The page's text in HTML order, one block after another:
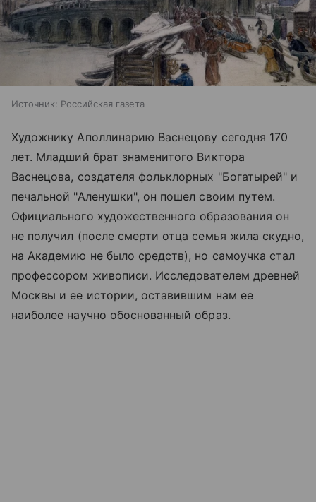
Источник: Российская газета
Художнику Аполлинарию Васнецову сегодня 170
лет. Младший брат знаменитого Виктора
Васнецова, создателя фольклорных "Богатырей" и
печальной "Аленушки", он пошел своим путем.
Официального художественного образования он
не получил (после смерти отца семья жила скудно,
на Академию не было средств), но самоучка стал
профессором живописи. Исследователем древней
Москвы и ее истории, оставившим нам ее
наиболее научно обоснованный образ.